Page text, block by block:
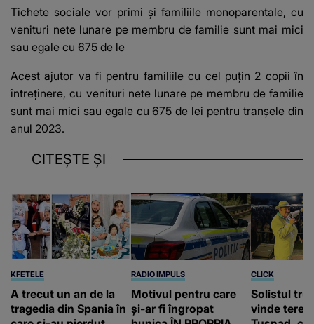
Tichete sociale vor primi și familiile monoparentale, cu
venituri nete lunare pe membru de familie sunt mai mici
sau egale cu 675 de le
Acest ajutor va fi pentru familiile cu cel puțin 2 copii în
întreținere, cu venituri nete lunare pe membru de familie
sunt mai mici sau egale cu 675 de lei pentru tranșele din
anul 2023.
CITEȘTE ȘI
KFETELE
A trecut un an de la
tragedia din Spania în
RADIO IMPULS
Motivul pentru care
și-ar fi îngropat
CLICK
Solistul
vinde